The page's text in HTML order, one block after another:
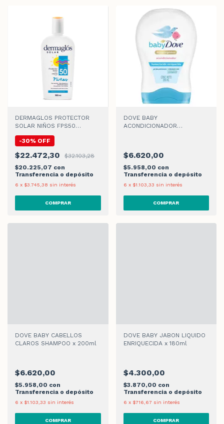
DERMAGLOS PROTECTOR
SOLAR NIÑOS FPS50
-30% OFF
$22.472,30
$32.103,28
$20.225,07 con
Transferencia o depósito
6 x $3.745,38 sin interés
DOVE BABY
ACONDICIONADOR
$6.620,00
$5.958,00 con
Transferencia o depósito
6 x $1.103,33 sin interés
DOVE BABY CABELLOS
CLAROS SHAMPOO x 200ml
$6.620,00
$5.958,00 con
Transferencia o depósito
6 x $1.103,33 sin interés
DOVE BABY JABON LIQUIDO
ENRIQUECIDA x 180ml
$4.300,00
$3.870,00 con
Transferencia o depósito
6 x $716,67 sin interés